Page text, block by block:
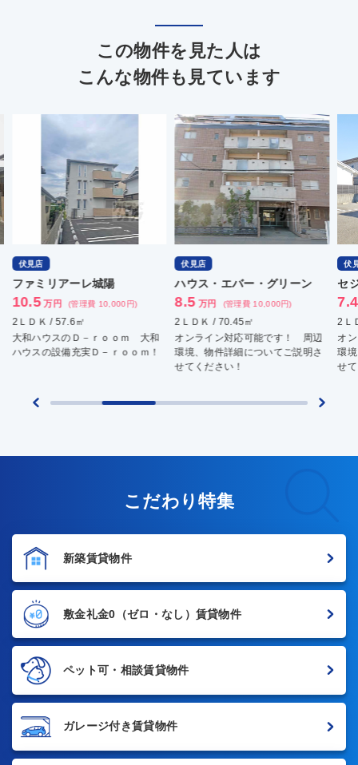
この物件を見た人は
こんな物件も見ています
伏見店
ファミリアーレ城陽
10.5 万円 (管理費 10,000円)
2ＬＤＫ / 57.6㎡
大和ハウスのＤ－ｒｏｏｍ 大和
ハウスの設備充実Ｄ－ｒｏｏｍ！
伏見店
ハウス・エバー・グリーン
8.5 万円 (管理費 10,000円)
2ＬＤＫ / 70.45㎡
オンライン対応可能です！ 周辺
環境、物件詳細についてご説明さ
せてください！
伏
セ
7.4
2Ｌ
オ
環
せ
こだわり特集
新築賃貸物件
敷金礼金0 （ゼロ・なし）賃貸物件
ペット可・相談賃貸物件
ガレージ付き賃貸物件